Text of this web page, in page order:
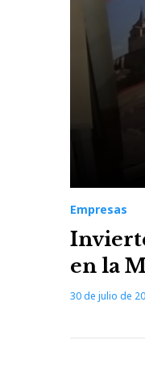
Empresas
en la
30 de julio de